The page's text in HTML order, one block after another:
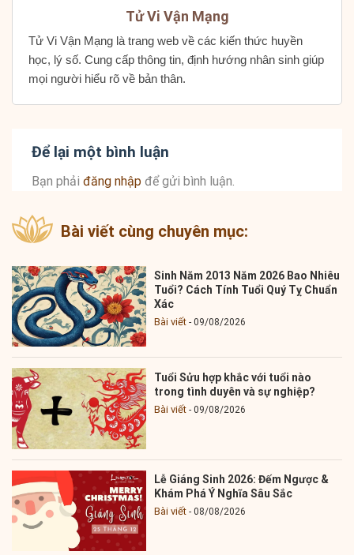
Tử Vi Vận Mạng
Tử Vi Vận Mạng là trang web về các kiến thức huyền
học, lý số. Cung cấp thông tin, định hướng nhân sinh giúp
mọi người hiểu rõ về bản thân.
Để lại một bình luận
Bạn phải đăng nhập để gửi bình luận.
Bài viết cùng chuyên mục:
Sinh Năm 2013 Năm 2026 Bao Nhiêu
Tuổi? Cách Tính Tuổi Quý Tỵ Chuẩn
Xác
Bài viết 09/08/2026
Tuổi Sửu hợp khắc với tuổi nào
trong tình duyên và sự nghiệp?
Bài viết 09/08/2026
Lễ Giáng Sinh 2026: Đếm Ngược &
Khám Phá Ý Nghĩa Sâu Sắc
Bài viết 08/08/2026